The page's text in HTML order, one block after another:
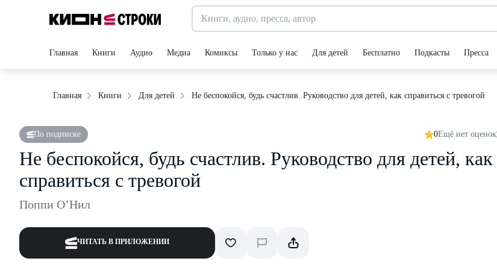
Главная Книги Аудио Медиа Комиксы Только у нас Для детей Бесплатно Подкасты Пресса
Главная Книги Для детей Не беспокойся, будь счастлив. Руководство для детей, как справиться с тревогой
По подписке 0Ещё нет оценок
Не беспокойся, будь счастлив. Руководство для детей, как
справиться с тревогой
Поппи О’Нил
ЧИТАТЬ В ПРИЛОЖЕНИИ